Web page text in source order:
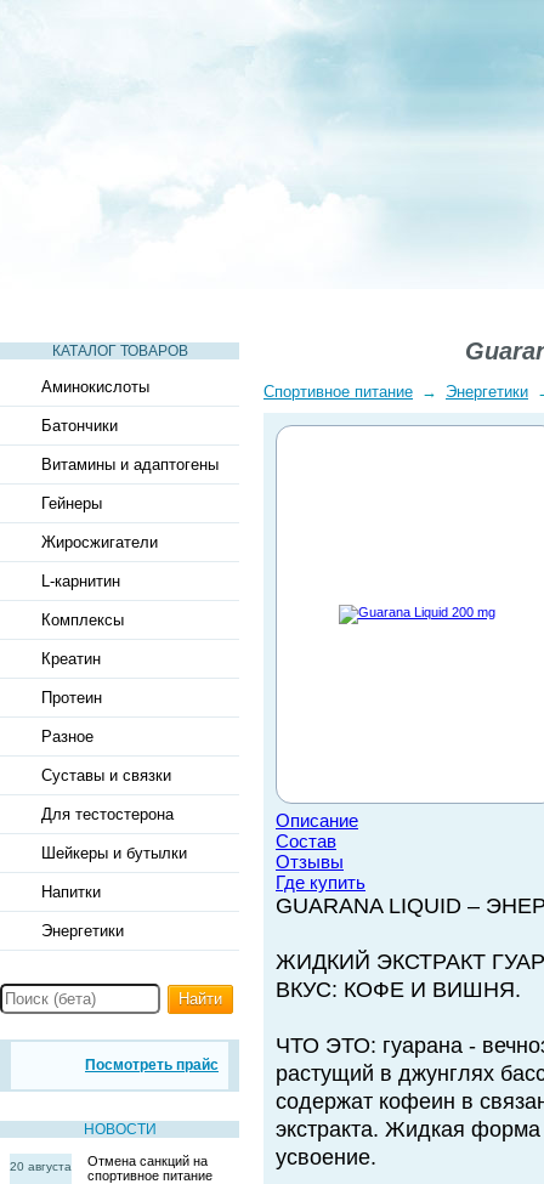
КАТАЛОГ ТОВАРОВ
Аминокислоты
Батончики
Витамины и адаптогены
Гейнеры
Жиросжигатели
L-карнитин
Комплексы
Креатин
Протеин
Разное
Суставы и связки
Для тестостерона
Шейкеры и бутылки
Напитки
Энергетики
Найти
Посмотреть прайс
НОВОСТИ
20 августа
Отмена санкций на
спортивное питание
Спортивное питание → Энергетики
Описание
Состав
Отзывы
Где купить
GUARANA LIQUID –
ЖИДКИЙ ЭКСТРАКТ
ВКУС: КОФЕ И ВИШНЯ.
ЧТО ЭТО: гуарана -
растущий в джунглях
содержат кофеин в
экстракта. Жидкая
усвоение.